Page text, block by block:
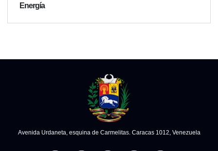
Energía
Avenida Urdaneta, esquina de Carmelitas. Caracas 1012, Venezuela